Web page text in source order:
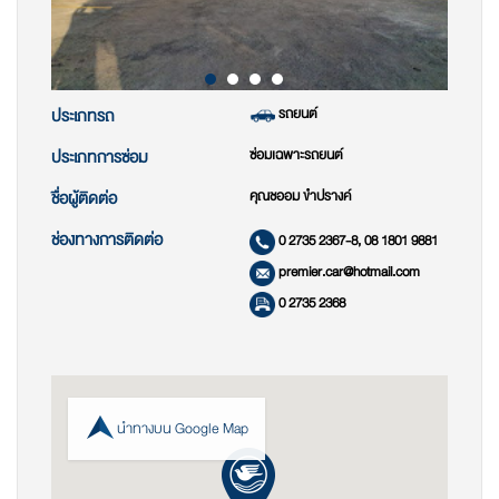
ประเภทรถ รถยนต์
ประเภทการซ่อม ซ่อมเฉพาะรถยนต์
ชื่อผู้ติดต่อ คุณชออม ขำปรางค์
ช่องทางการติดต่อ
0 2735 2367-8, 08 1801 9881
premier.car@hotmail.com
0 2735 2368
นำทางบน Google Map